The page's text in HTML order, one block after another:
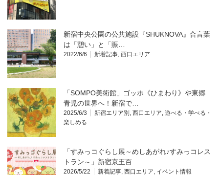
新宿中央公園の公共施設『SHUKNOVA』合言葉
は「憩い」と「賑…
2022/6/6 新着記事 西口エリア
「SOMPO美術館」ゴッホ《ひまわり》や東郷
青児の世界へ！新宿で…
2025/6/3 新宿エリア別 西口エリア 遊べる・学べる・
楽しめる
「すみっコぐらし展～めしあがれ♪すみっコレス
トラン～」新宿京王百…
2026/5/22 新着記事 西口エリア イベント情報